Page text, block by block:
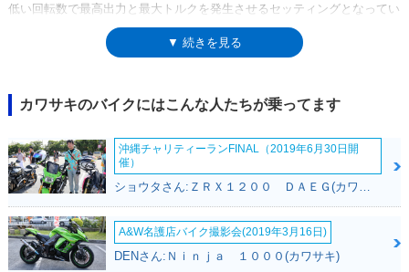
低い回転数で最高出力と最大トルクを発生させるセッティングとなってい
た。ABSやトラクションコントロール、エンジン出力モードの切り替え機
構は標準搭載され、さまざまなシチュエーションでライダーをサポートし
いた。2015年にKLZ1000Bとなるモデルチェンジでは、フロントカウルの
デザインが、ニンジャシリーズを強く意識させるデザインに変更され、新
たにアシスト＆スリッパークラッチを搭載。整備や積載に役立つセンター
スタンドも標準装備された。ヴェルシス1000は当初から海外向けモデル
として発表され、日本国内にはブライトコーポレーションによって導入さ
れていたが、2017年モデルをもって休止。しかし、カワサキの欧米サイ
トでは、ヴェルシス1000の2018年モデルがラインナップされていた。そ
の後、2019年モデルで再びモデルチェンジ。同じ年にモデルチェンジし
たニンジャZX-6Rに似たフロントマスクを得るなど、デザインを一新しな
がら、電子制御スロットルなどを採用。また、上級グレードのヴェルシス
▼ 続きを見る
カワサキのバイクにはこんな人たちが乗ってます
沖縄チャリティーランFINAL（2019年6月30日開
催）
A&W名護店バイク撮影会(2019年3月16日)
DENさん:Ｎｉｎｊａ １０００(カワサキ)